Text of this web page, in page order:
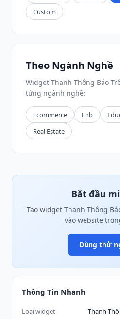
Custom
Theo Ngành Nghề
Widget Thanh Thông Báo
từng ngành nghề:
Ecommerce Fnb
Real Estate
Bắt đầu
Tạo widget Thanh Thông
vào website
Dùng thử
Thông Tin Nhanh
Loại widget
Thanh